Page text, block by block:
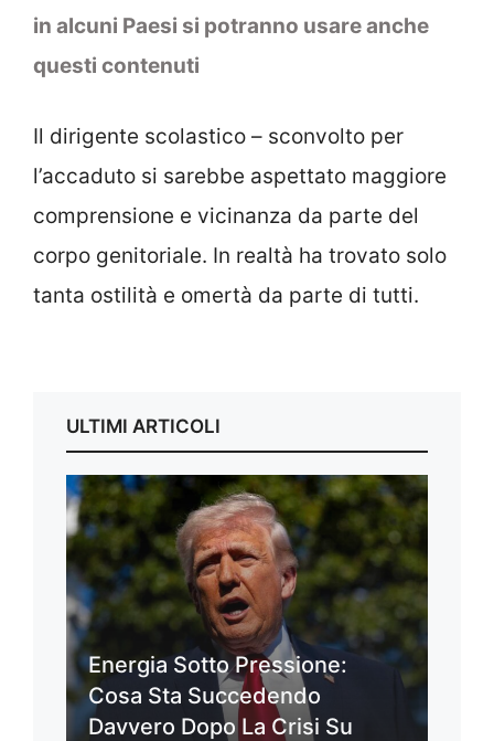
in alcuni Paesi si potranno usare anche
questi contenuti
Il dirigente scolastico – sconvolto per
l’accaduto si sarebbe aspettato maggiore
comprensione e vicinanza da parte del
corpo genitoriale. In realtà ha trovato solo
tanta ostilità e omertà da parte di tutti.
ULTIMI ARTICOLI
Energia Sotto Pressione:
Cosa Sta Succedendo
Davvero Dopo La Crisi Su